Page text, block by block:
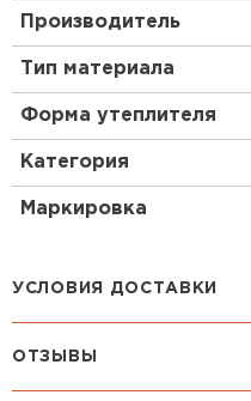
Производитель
Тип материала
Форма утеплителя
Категория
Маркировка
УСЛОВИЯ ДОСТАВКИ
ОТЗЫВЫ